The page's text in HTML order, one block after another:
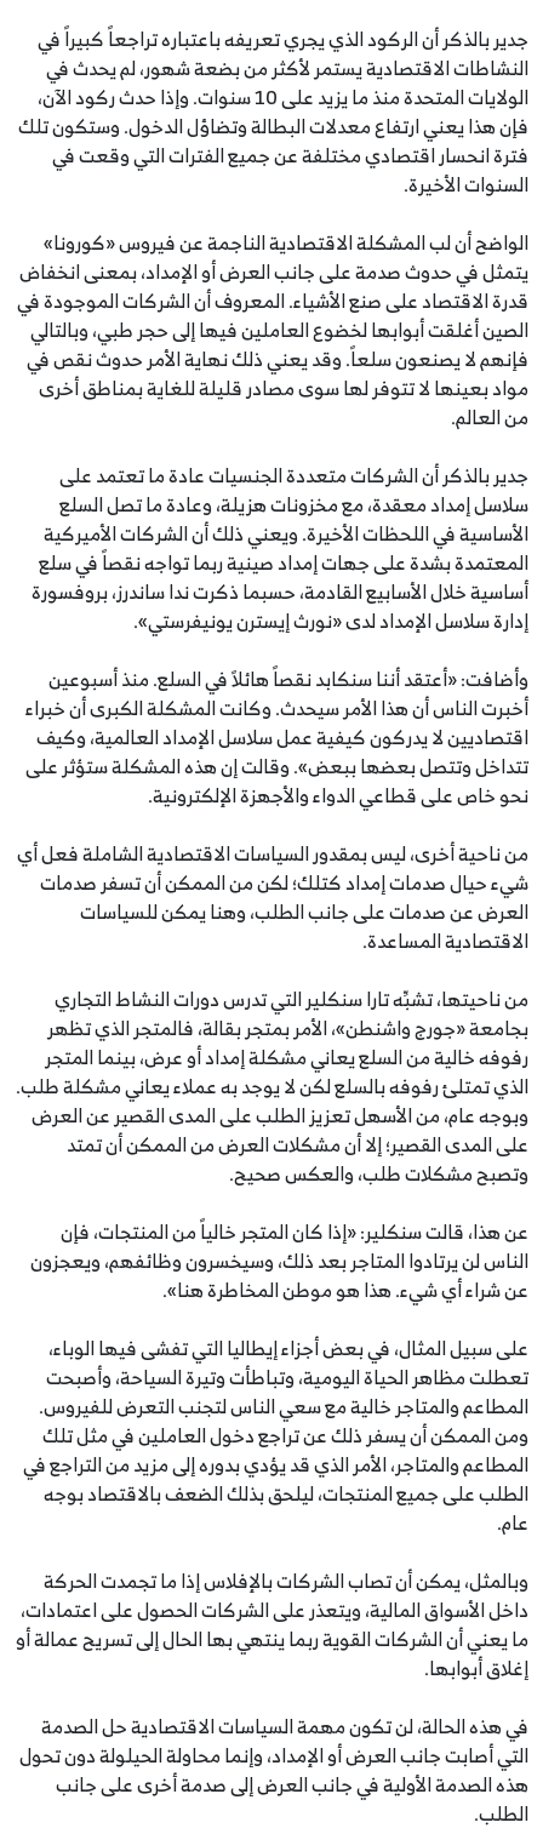
جدير بالذكر أن الركود الذي يجري تعريفه باعتباره تراجعاً كبيراً في
النشاطات الاقتصادية يستمر لأكثر من بضعة شهور، لم يحدث في
الولايات المتحدة منذ ما يزيد على 10 سنوات. وإذا حدث ركود الآن،
فإن هذا يعني ارتفاع معدلات البطالة وتضاؤل الدخول. وستكون تلك
فترة انحسار اقتصادي مختلفة عن جميع الفترات التي وقعت في
السنوات الأخيرة.
الواضح أن لب المشكلة الاقتصادية الناجمة عن فيروس «كورونا»
يتمثل في حدوث صدمة على جانب العرض أو الإمداد، بمعنى انخفاض
قدرة الاقتصاد على صنع الأشياء. المعروف أن الشركات الموجودة في
الصين أغلقت أبوابها لخضوع العاملين فيها إلى حجر طبي، وبالتالي
فإنهم لا يصنعون سلعاً. وقد يعني ذلك نهاية الأمر حدوث نقص في
مواد بعينها لا تتوفر لها سوى مصادر قليلة للغاية بمناطق أخرى
من العالم.
جدير بالذكر أن الشركات متعددة الجنسيات عادة ما تعتمد على
سلاسل إمداد معقدة، مع مخزونات هزيلة، وعادة ما تصل السلع
الأساسية في اللحظات الأخيرة. ويعني ذلك أن الشركات الأميركية
المعتمدة بشدة على جهات إمداد صينية ربما تواجه نقصاً في سلع
أساسية خلال الأسابيع القادمة، حسبما ذكرت ندا ساندرز، بروفسورة
إدارة سلاسل الإمداد لدى «نورث إيسترن يونيفرستي».
وأضافت: «أعتقد أننا سنكابد نقصاً هائلاً في السلع. منذ أسبوعين
أخبرت الناس أن هذا الأمر سيحدث. وكانت المشكلة الكبرى أن خبراء
اقتصاديين لا يدركون كيفية عمل سلاسل الإمداد العالمية، وكيف
تتداخل وتتصل بعضها ببعض». وقالت إن هذه المشكلة ستؤثر على
نحو خاص على قطاعي الدواء والأجهزة الإلكترونية.
من ناحية أخرى، ليس بمقدور السياسات الاقتصادية الشاملة فعل أي
شيء حيال صدمات إمداد كتلك؛ لكن من الممكن أن تسفر صدمات
العرض عن صدمات على جانب الطلب، وهنا يمكن للسياسات
الاقتصادية المساعدة.
من ناحيتها، تشبِّه تارا سنكلير التي تدرس دورات النشاط التجاري
بجامعة «جورج واشنطن»، الأمر بمتجر بقالة، فالمتجر الذي تظهر
رفوفه خالية من السلع يعاني مشكلة إمداد أو عرض، بينما المتجر
الذي تمتلئ رفوفه بالسلع لكن لا يوجد به عملاء يعاني مشكلة طلب.
وبوجه عام، من الأسهل تعزيز الطلب على المدى القصير عن العرض
على المدى القصير؛ إلا أن مشكلات العرض من الممكن أن تمتد
وتصبح مشكلات طلب، والعكس صحيح.
عن هذا، قالت سنكلير: «إذا كان المتجر خالياً من المنتجات، فإن
الناس لن يرتادوا المتاجر بعد ذلك، وسيخسرون وظائفهم، ويعجزون
عن شراء أي شيء. هذا هو موطن المخاطرة هنا».
على سبيل المثال، في بعض أجزاء إيطاليا التي تفشى فيها الوباء،
تعطلت مظاهر الحياة اليومية، وتباطأت وتيرة السياحة، وأصبحت
المطاعم والمتاجر خالية مع سعي الناس لتجنب التعرض للفيروس.
ومن الممكن أن يسفر ذلك عن تراجع دخول العاملين في مثل تلك
المطاعم والمتاجر، الأمر الذي قد يؤدي بدوره إلى مزيد من التراجع في
الطلب على جميع المنتجات، ليلحق بذلك الضعف بالاقتصاد بوجه
عام.
وبالمثل، يمكن أن تصاب الشركات بالإفلاس إذا ما تجمدت الحركة
داخل الأسواق المالية، ويتعذر على الشركات الحصول على اعتمادات،
ما يعني أن الشركات القوية ربما ينتهي بها الحال إلى تسريح عمالة أو
إغلاق أبوابها.
في هذه الحالة، لن تكون مهمة السياسات الاقتصادية حل الصدمة
التي أصابت جانب العرض أو الإمداد، وإنما محاولة الحيلولة دون تحول
هذه الصدمة الأولية في جانب العرض إلى صدمة أخرى على جانب
الطلب.